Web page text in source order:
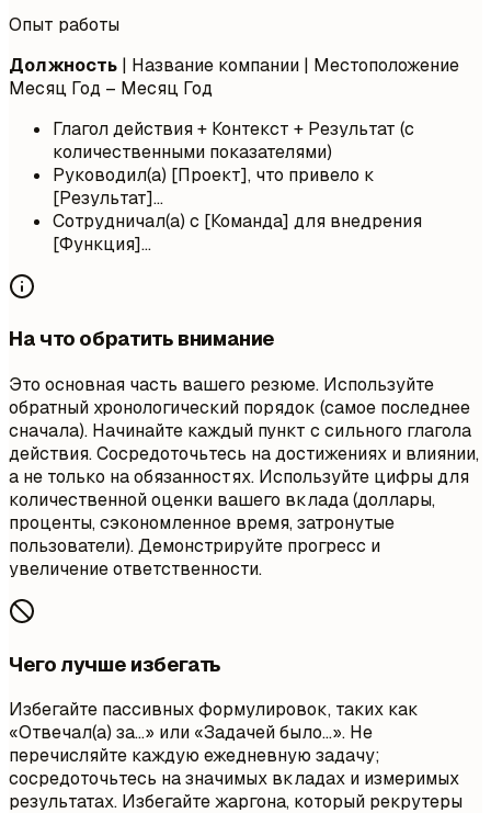
Опыт работы
Должность | Название компании | Местоположение
Месяц Год – Месяц Год
Глагол действия + Контекст + Результат (с
количественными показателями)
Руководил(а) [Проект], что привело к
[Результат]...
Сотрудничал(а) с [Команда] для внедрения
[Функция]...
На что обратить внимание
Это основная часть вашего резюме. Используйте
обратный хронологический порядок (самое последнее
сначала). Начинайте каждый пункт с сильного глагола
действия. Сосредоточьтесь на достижениях и влиянии,
а не только на обязанностях. Используйте цифры для
количественной оценки вашего вклада (доллары,
проценты, сэкономленное время, затронутые
пользователи). Демонстрируйте прогресс и
увеличение ответственности.
Чего лучше избегать
Избегайте пассивных формулировок, таких как
«Отвечал(а) за…» или «Задачей было…». Не
перечисляйте каждую ежедневную задачу;
сосредоточьтесь на значимых вкладах и измеримых
результатах. Избегайте жаргона, который рекрутеры